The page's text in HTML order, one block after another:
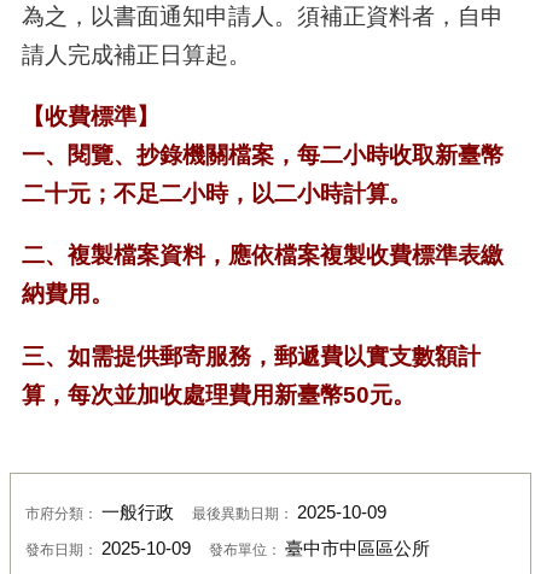
為之，以書面通知申請人。須補正資料者，自申
請人完成補正日算起。
【收費標準】
一、閱覽、抄錄機關檔案，每二小時收取新臺幣
二十元；不足二小時，以二小時計算。
二、複製檔案資料，應依檔案複製收費標準表繳
納費用。
三、如需提供郵寄服務，郵遞費以實支數額計
算，每次並加收處理費用新臺幣50元。
市府分類： 一般行政 最後異動日期： 2025-10-09
發布日期： 2025-10-09 發布單位： 臺中市中區區公所